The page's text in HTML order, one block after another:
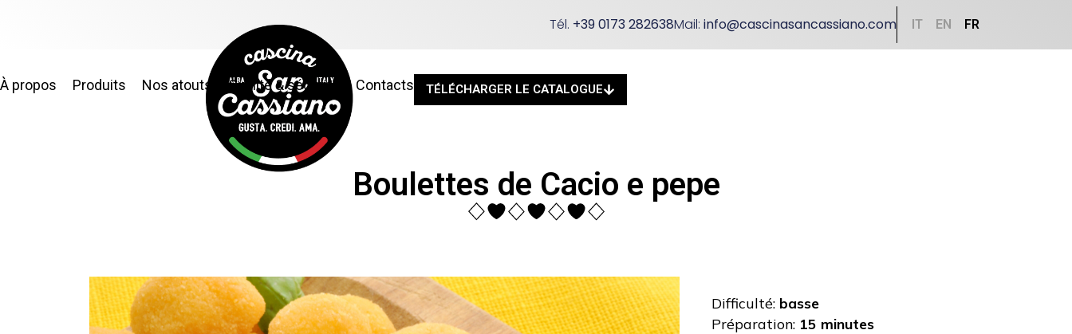
Tél. +39 0173 282638Mail:info@cascinasancassiano.com IT EN FR
À propos Produits Nos atouts Qualité & sécurité Contacts TÉLÉCHARGER LE CATALOGUE
Boulettes de Cacio e pepe
Difficulté: basse
Préparation: 15 minutes